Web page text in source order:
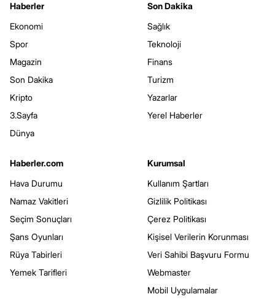
Haberler
Ekonomi
Spor
Magazin
Son Dakika
Kripto
3.Sayfa
Dünya
Son Dakika
Sağlık
Teknoloji
Finans
Turizm
Yazarlar
Yerel Haberler
Haberler.com
Hava Durumu
Namaz Vakitleri
Seçim Sonuçları
Şans Oyunları
Rüya Tabirleri
Yemek Tarifleri
Kurumsal
Kullanım Şartları
Gizlilik Politikası
Çerez Politikası
Kişisel Verilerin Korunması
Veri Sahibi Başvuru Formu
Webmaster
Mobil Uygulamalar